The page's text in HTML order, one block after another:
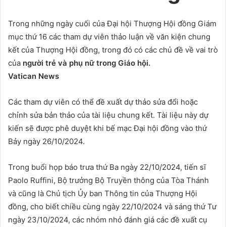
Trong những ngày cuối của Đại hội Thượng Hội đồng Giám
mục thứ 16 các tham dự viên thảo luận về văn kiện chung
kết của Thượng Hội đồng, trong đó có các chủ đề về vai trò
của người trẻ và phụ nữ trong Giáo hội.
Vatican News
Các tham dự viên có thể đề xuất dự thảo sửa đổi hoặc
chỉnh sửa bản thảo của tài liệu chung kết. Tài liệu này dự
kiến sẽ được phê duyệt khi bế mạc Đại hội đồng vào thứ
Bảy ngày 26/10/2024.
Trong buổi họp báo trưa thứ Ba ngày 22/10/2024, tiến sĩ
Paolo Ruffini, Bộ trưởng Bộ Truyền thông của Tòa Thánh
và cũng là Chủ tịch Ủy ban Thông tin của Thượng Hội
đồng, cho biết chiều cùng ngày 22/10/2024 và sáng thứ Tư
ngày 23/10/2024, các nhóm nhỏ đánh giá các đề xuất cụ